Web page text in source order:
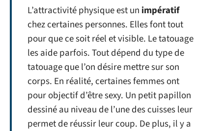
L’attractivité physique est un impératif
chez certaines personnes. Elles font tout
pour que ce soit réel et visible. Le tatouage
les aide parfois. Tout dépend du type de
tatouage que l’on désire mettre sur son
corps. En réalité, certaines femmes ont
pour objectif d’être sexy. Un petit papillon
dessiné au niveau de l’une des cuisses leur
permet de réussir leur coup. De plus, il y a